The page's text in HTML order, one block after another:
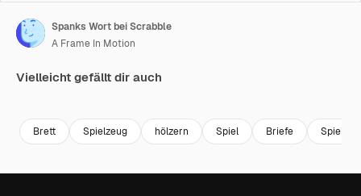
Spanks Wort bei Scrabble
A Frame In Motion
Vielleicht gefällt dir auch
Brett Spielzeug hölzern Spiel Briefe